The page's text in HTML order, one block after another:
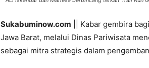
Sukabuminow.com || Kabar gembira
Jawa Barat, melalui Dinas Pariwisata
sebagai mitra strategis dalam